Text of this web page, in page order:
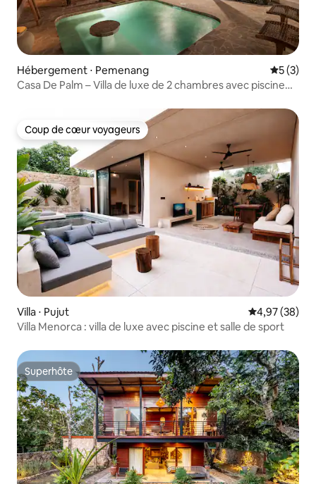
Hébergement ⋅ Pemenang
5 (3)
Casa De Palm – Villa de luxe de 2 chambres avec piscine
Coup de cœur voyageurs
Coup de cœur voyageurs
Villa ⋅ Pujut Évaluation
4,97 (38)
Villa Menorca : villa de luxe avec piscine et salle de sport
Superhôte
Superhôte